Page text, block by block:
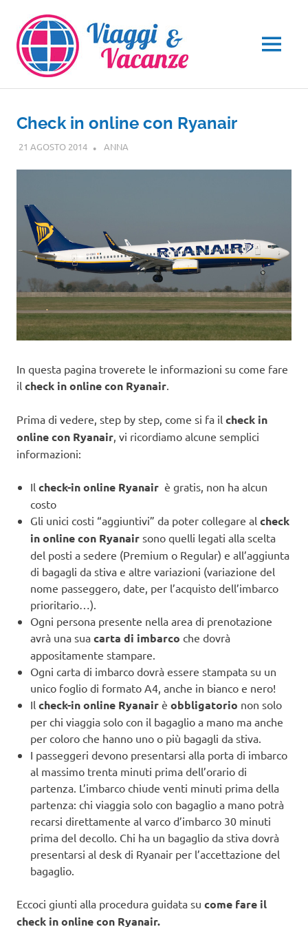
contenuto
MENU
Check in online con Ryanair
21 AGOSTO 2014 ANNA
In questa pagina troverete le informazioni su come fare
il check in online con Ryanair.
Prima di vedere, step by step, come si fa il check in
online con Ryanair, vi ricordiamo alcune semplici
informazioni:
Il check-in online Ryanair è gratis, non ha alcun
costo
Gli unici costi “aggiuntivi” da poter collegare al check
in online con Ryanair sono quelli legati alla scelta
del posti a sedere (Premium o Regular) e all’aggiunta
di bagagli da stiva e altre variazioni (variazione del
nome passeggero, date, per l’acquisto dell’imbarco
prioritario…).
Ogni persona presente nella area di prenotazione
avrà una sua carta di imbarco che dovrà
appositamente stampare.
Ogni carta di imbarco dovrà essere stampata su un
unico foglio di formato A4, anche in bianco e nero!
Il check-in online Ryanair è obbligatorio non solo
per chi viaggia solo con il bagaglio a mano ma anche
per coloro che hanno uno o più bagagli da stiva.
I passeggeri devono presentarsi alla porta di imbarco
al massimo trenta minuti prima dell’orario di
partenza. L’imbarco chiude venti minuti prima della
partenza: chi viaggia solo con bagaglio a mano potrà
recarsi direttamente al varco d’imbarco 30 minuti
prima del decollo. Chi ha un bagaglio da stiva dovrà
presentarsi al desk di Ryanair per l’accettazione del
bagaglio.
Eccoci giunti alla procedura guidata su come fare il
check in online con Ryanair.